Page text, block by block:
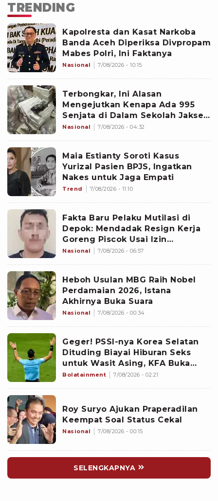
TRENDING
Kapolresta dan Kasat Narkoba
Banda Aceh Diperiksa Divpropam
Mabes Polri, Ini Faktanya
Nasional 7/08/2026 - 10:15
Terbongkar, Ini Alasan
Mengejutkan Kenapa Ada 995
Senjata di Dalam Sekolah Jaksel
Sejak 2020
Nasional 7/08/2026 - 04:32
Maia Estianty Soroti Kasus
Yurizal Pasien BPJS, Ingatkan
Nakes untuk Jaga Empati
Trend 7/08/2026 - 11:10
Fakta Baru Pelaku Mutilasi di
Depok: Mendadak Resign Kerja
Goreng Piscok Usai Izin
Interview di Mal
Nasional 7/08/2026 - 06:57
Heboh Usulan MBG Raih Nobel
Perdamaian 2026, Istana
Akhirnya Buka Suara
Nasional 7/08/2026 - 00:34
Geger! PSSI-nya Korea Selatan
Dituding Biayai Hiburan Seks
untuk Wasit Asing, KFA Buka
Suara
Bolatainment 7/08/2026 - 02:21
Roy Suryo Ajukan Praperadilan
Keempat Soal Status Cekal
Nasional 7/08/2026 - 00:15
SELENGKAPNYA